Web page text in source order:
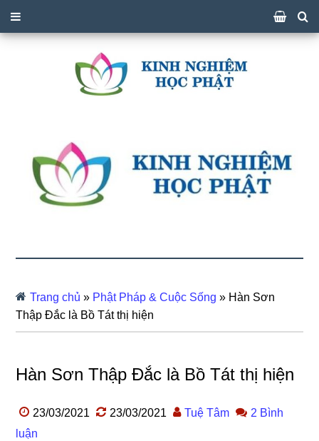
Trang chủ » Phật Pháp & Cuộc Sống » Hàn Sơn
Thập Đắc là Bồ Tát thị hiện
Hàn Sơn Thập Đắc là Bồ Tát thị hiện
23/03/2021 23/03/2021 Tuệ Tâm
2 Bình
luận